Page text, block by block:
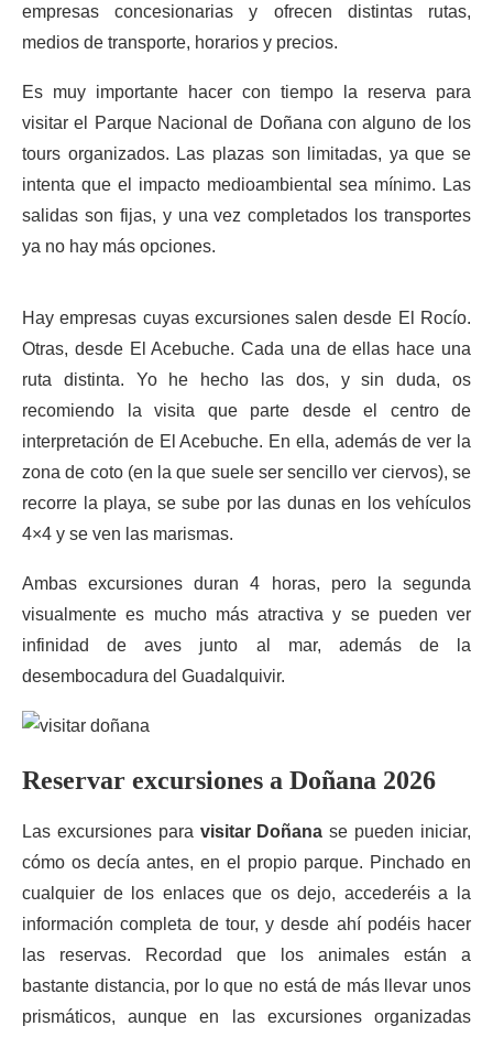
empresas concesionarias y ofrecen distintas rutas,
medios de transporte, horarios y precios.
Es muy importante hacer con tiempo la reserva para
visitar el Parque Nacional de Doñana con alguno de los
tours organizados. Las plazas son limitadas, ya que se
intenta que el impacto medioambiental sea mínimo. Las
salidas son fijas, y una vez completados los transportes
ya no hay más opciones.
Hay empresas cuyas excursiones salen desde El Rocío.
Otras, desde El Acebuche. Cada una de ellas hace una
ruta distinta. Yo he hecho las dos, y sin duda, os
recomiendo la visita que parte desde el centro de
interpretación de El Acebuche. En ella, además de ver la
zona de coto (en la que suele ser sencillo ver ciervos), se
recorre la playa, se sube por las dunas en los vehículos
4×4 y se ven las marismas.
Ambas excursiones duran 4 horas, pero la segunda
visualmente es mucho más atractiva y se pueden ver
infinidad de aves junto al mar, además de la
desembocadura del Guadalquivir.
Reservar excursiones a Doñana 2026
Las excursiones para visitar Doñana se pueden iniciar,
cómo os decía antes, en el propio parque. Pinchado en
cualquier de los enlaces que os dejo, accederéis a la
información completa de tour, y desde ahí podéis hacer
las reservas. Recordad que los animales están a
bastante distancia, por lo que no está de más llevar unos
prismáticos, aunque en las excursiones organizadas